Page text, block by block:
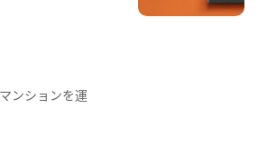
ンションを運